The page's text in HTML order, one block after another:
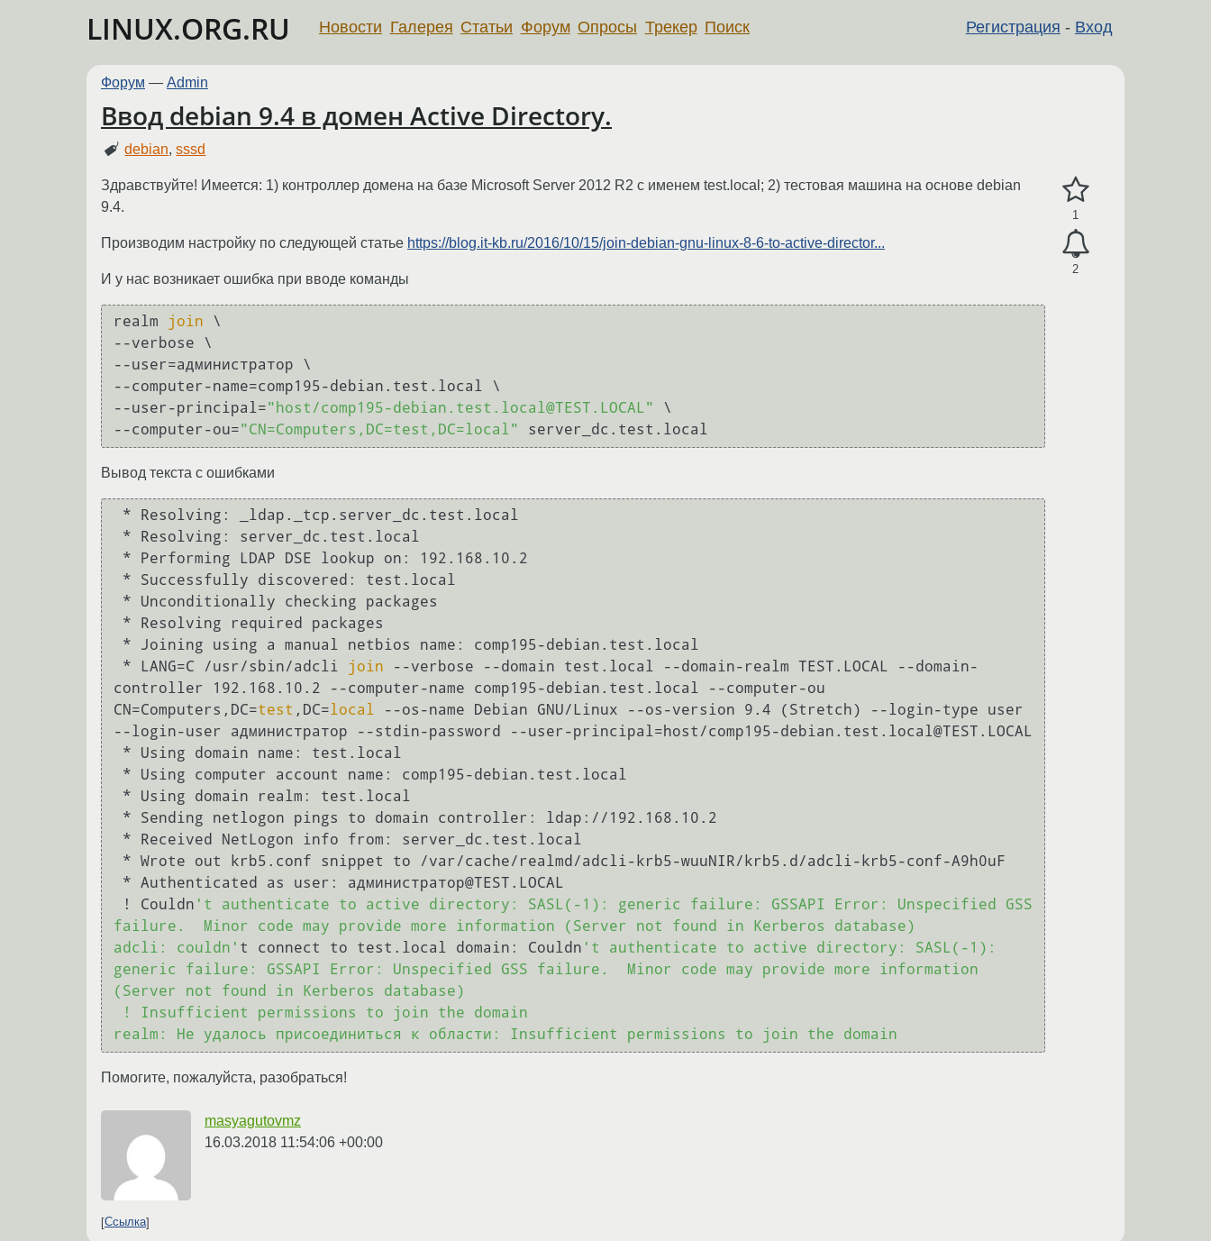
LINUX.ORG.RU Регистрация - Вход
Новости Галерея Статьи Форум Опросы Трекер Поиск
Форум — Admin
Ввод debian 9.4 в домен Active Directory.
debian,sssd
1
2
Здравствуйте! Имеется: 1) контроллер домена на базе Microsoft Server 2012 R2 с именем test.local; 2) тестовая машина на основе debian
9.4.
Производим настройку по следующей статье https://blog.it-kb.ru/2016/10/15/join-debian-gnu-linux-8-6-to-active-director...
И у нас возникает ошибка при вводе команды
realm join \
--verbose \
--user=администратор \
--computer-name=comp195-debian.test.local \
--user-principal="host/comp195-debian.test.local@TEST.LOCAL"
\
--computer-ou="CN=Computers,DC=test,DC=local"
Вывод текста с ошибками
* LANG=C /usr/sbin/adcli
join --verbose --domain test.local --domain-realm TEST.LOCAL --domain-
controller 192.168.10.2 --computer-name comp195-debian.test.local --computer-ou
CN=Computers,DC=test ,DC=local --os-name Debian GNU/Linux --os-version 9.4 (Stretch) --login-type user
--login-user администратор --stdin-password --user-principal=host/comp195-debian.test.local@TEST.LOCAL
! Couldn 't authenticate to active directory: SASL(-1): generic failure: GSSAPI Error: Unspecified GSS
failure.  Minor code may provide more information (Server not found in Kerberos database)
adcli: couldn' t connect to test.local domain: Couldn 't authenticate to active directory: SASL(-1):
generic failure: GSSAPI Error: Unspecified GSS failure.  Minor code may provide more information
(Server not found in Kerberos database)
Помогите, пожалуйста, разобраться!
masyagutovmz
16.03.2018 11:54:06 +00:00
Ссылка